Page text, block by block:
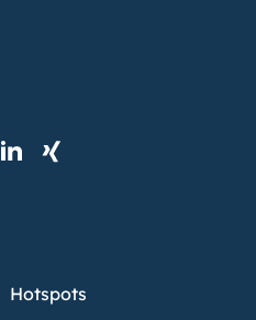
Hotspots